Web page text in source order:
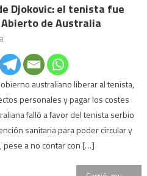
Djokovic: el tenista fue
de Australia
australiano liberar al tenista,
personales y pagar los costes
falló a favor del tenista serbio
sanitaria para poder circular y
pese a no contar con […]